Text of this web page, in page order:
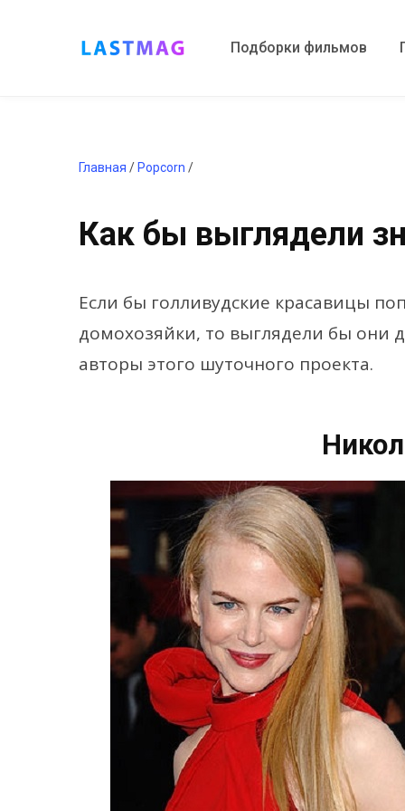
Подборки фильмов
Главная / Popcorn /
Как бы выглядели
Если бы голливудские красавицы
домохозяйки, то выглядели бы они
авторы этого шуточного проекта.